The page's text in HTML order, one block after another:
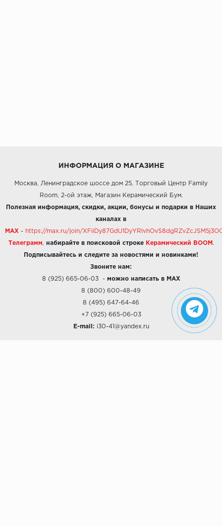
ИНФОРМАЦИЯ О МАГАЗИНЕ
Москва, Ленинградское шоссе дом 25, Торговый Центр Family
Room, 2-ой этаж, Магазин Керамический Бум.
Полезная информация, скидки, акции, бонусы и подарки в Наших
каналах в
MAX - https://max.ru/join/
Телеграмм набирайте в поисковой строке Керамический BOOM .
Подписывайтесь и следите за новостями и новинками!
Звоните нам:
8 (925) 665-06-03- можно написать в MAX
8 (800) 600-48-49
8 (495) 647-64-46
+7 (925) 665-06-03
E-mail: i30-41@yandex.ru